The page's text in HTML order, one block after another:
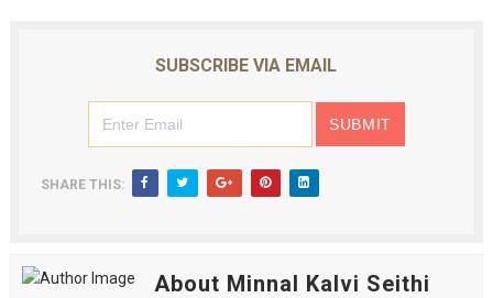
SUBSCRIBE VIA EMAIL
SHARE THIS:
About Minnal Kalvi Seithi